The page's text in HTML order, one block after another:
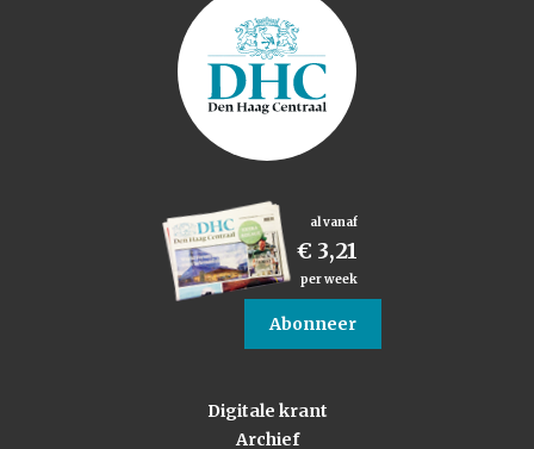
al vanaf
€ 3,21
per week
Abonneer
Digitale krant
Archief